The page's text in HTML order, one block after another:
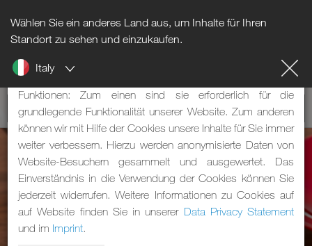
Wählen Sie ein anderes Land aus, um Inhalte für Ihren
Standort zu sehen und einzukaufen.
Italy
Hinweis zu Cookies
Unsere Webseite verwendet Cookies. Diese haben zwei
Funktionen: Zum einen sind sie erforderlich für die
grundlegende Funktionalität unserer Website. Zum anderen
können wir mit Hilfe der Cookies unsere Inhalte für Sie immer
weiter verbessern. Hierzu werden anonymisierte Daten von
Website-Besuchern gesammelt und ausgewertet. Das
Einverständnis in die Verwendung der Cookies können Sie
jederzeit widerrufen. Weitere Informationen zu Cookies auf
auf Website finden Sie in unserer Data Privacy Statement
und im Imprint.